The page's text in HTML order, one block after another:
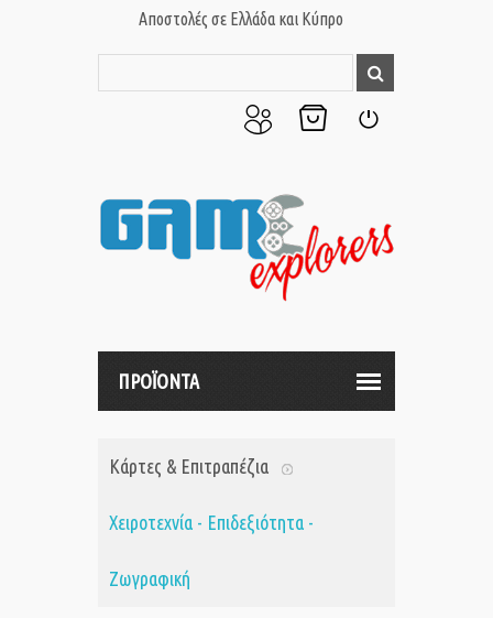
Αποστολές σε Ελλάδα και Κύπρο
μου
ΠΡΟΪΟΝΤΑ
Κάρτες & Επιτραπέζια
Χειροτεχνία - Επιδεξιότητα -
Ζωγραφική